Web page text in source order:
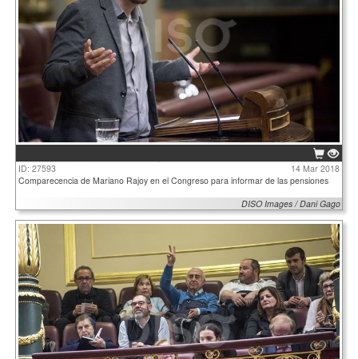
ID: 27593
14 Mar 2018
Comparecencia de Mariano Rajoy en el Congreso para informar de las pensiones
DISO Images / Dani Gago